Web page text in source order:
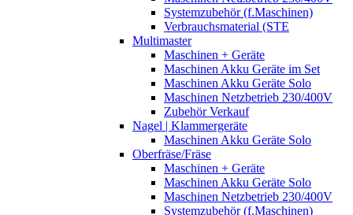
Systemzubehör (f.Maschinen)
Verbrauchsmaterial (STE
Multimaster
Maschinen + Geräte
Maschinen Akku Geräte im Set
Maschinen Akku Geräte Solo
Maschinen Netzbetrieb 230/400V
Zubehör Verkauf
Nagel | Klammergeräte
Maschinen Akku Geräte Solo
Oberfräse/Fräse
Maschinen + Geräte
Maschinen Akku Geräte Solo
Maschinen Netzbetrieb 230/400V
Systemzubehör (f.Maschinen)